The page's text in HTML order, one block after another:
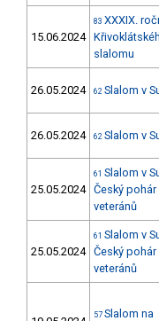
15.06.2024
83 XXXIX.
slalomu
26.05.2024 62 Slalom v
26.05.2024 62 Slalom v
25.05.2024
61 Slalom v
Český pohár
veteránů
25.05.2024
61 Slalom v
Český pohár
veteránů
57 Slalom na